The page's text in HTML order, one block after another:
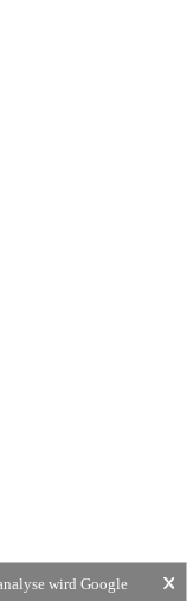
wird Google